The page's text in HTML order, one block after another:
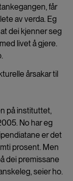
får
av verda. Eg
dei kjenner seg
livet å gjere.
årsakar til
på instituttet,
No har eg
er det
prosent. Men
dei premissane
seier ho.